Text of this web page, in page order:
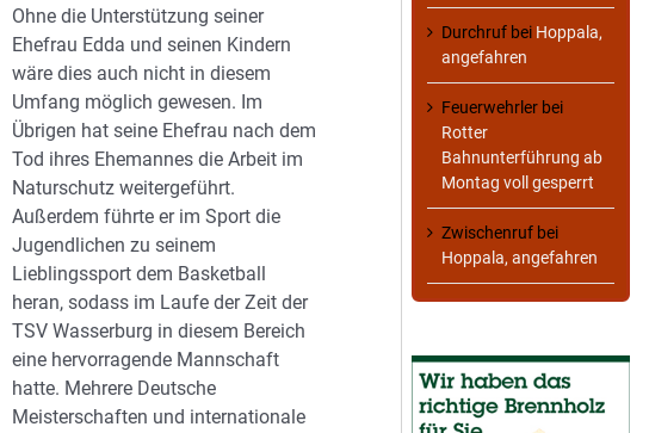
Ohne die Unterstützung seiner
Ehefrau Edda und seinen Kindern
wäre dies auch nicht in diesem
Umfang möglich gewesen. Im
Übrigen hat seine Ehefrau nach dem
Tod ihres Ehemannes die Arbeit im
Naturschutz weitergeführt.
Außerdem führte er im Sport die
Jugendlichen zu seinem
Lieblingssport dem Basketball
heran, sodass im Laufe der Zeit der
TSV Wasserburg in diesem Bereich
eine hervorragende Mannschaft
hatte. Mehrere Deutsche
Meisterschaften und internationale
Durchruf bei Hoppala,
angefahren
Feuerwehrler bei
Rotter
Bahnunterführung ab
Montag voll gesperrt
Zwischenruf bei
Hoppala, angefahren